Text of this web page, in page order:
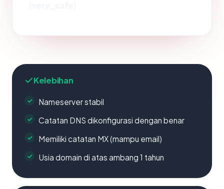
Kelebihan
Nameserver stabil
Catatan DNS dikonfigurasi dengan benar
Memiliki catatan MX (mampu email)
Usia domain di atas ambang 1 tahun